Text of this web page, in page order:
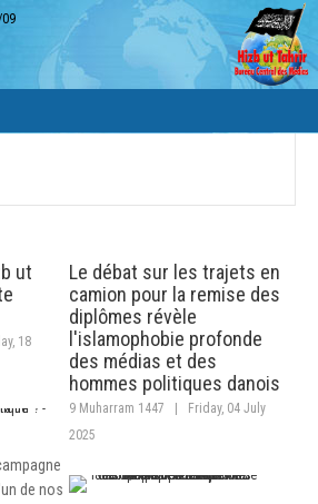
ut
18
de nos
Le débat sur les trajets en
camion pour la remise des
diplômes révèle
l'islamophobie profonde
des médias et des
hommes politiques danois
9 Muharram 1447
Friday, 04 July
2025